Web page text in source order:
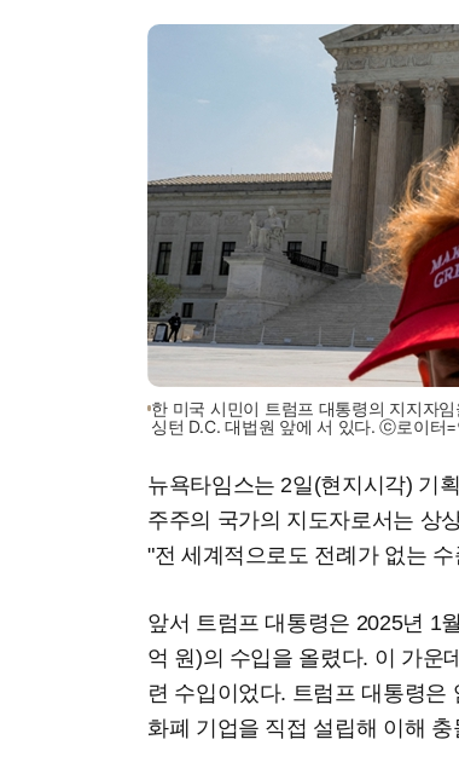
한 미국 시민이 트럼프 대통령의 지지자
싱턴 D.C. 대법원 앞에 서 있다. ⓒ로이터
뉴욕타임스는 2일(현지시각) 기
주주의 국가의 지도자로서는 상
"전 세계적으로도 전례가 없는
앞서 트럼프 대통령은 2025년 1
억 원)의 수입을 올렸다. 이 가운
련 수입이었다. 트럼프 대통령
화폐 기업을 직접 설립해 이해